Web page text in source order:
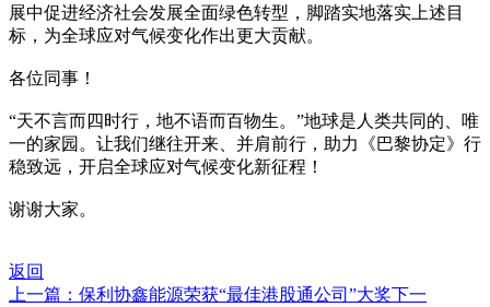
展中促进经济社会发展全面绿色转型，脚踏实地落实上述目
标，为全球应对气候变化作出更大贡献。
各位同事！
“天不言而四时行，地不语而百物生。”地球是人类共同的、唯
一的家园。让我们继往开来、并肩前行，助力《巴黎协定》行
稳致远，开启全球应对气候变化新征程！
谢谢大家。
返回
上一篇：保利协鑫能源荣获“最佳港股通公司”大奖下一